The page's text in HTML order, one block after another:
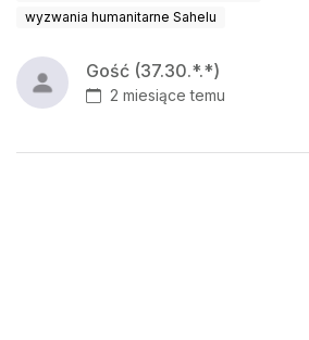
wyzwania humanitarne Sahelu
Gość (37.30.*.*)
2 miesiące temu